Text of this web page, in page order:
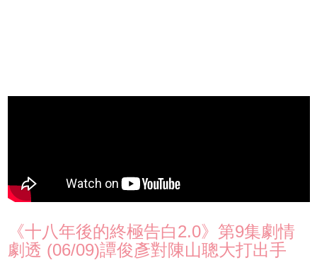
《十八年後的終極告白2.0》第9集劇情
劇透 (06/09)譚俊彥對陳山聰大打出手